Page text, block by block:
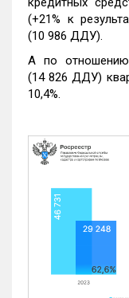
(+21% к
(10 986 ДДУ).
А по
(14 826 ДДУ)
10,4%.